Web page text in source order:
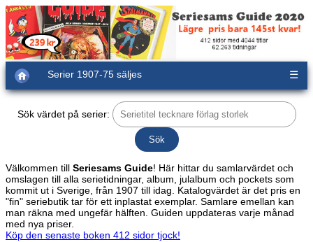
Serier 1907-75 säljes ☰
Sök värdet på serier:
Välkommen till Seriesams Guide! Här hittar du samlarvärdet och
omslagen till alla serietidningar, album, julalbum och pockets som
kommit ut i Sverige, från 1907 till idag. Katalogvärdet är det pris en
"fin" seriebutik tar för ett inplastat exemplar. Samlare emellan kan
man räkna med ungefär hälften. Guiden uppdateras varje månad
med nya priser.
Köp den senaste boken 412 sidor tjock!